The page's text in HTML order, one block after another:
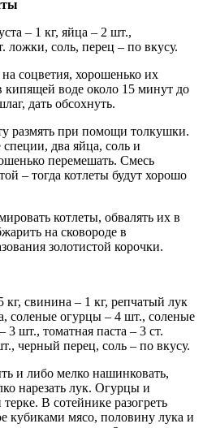
– 1 кг, яйца – 2 шт.,
ложки, соль, перец – по вкусу.
соцветия, хорошенько их
кипящей воде около 15 минут до
дать обсохнуть.
размять при помощи толкушки.
два яйца, соль и
перемешать. Смесь
– тогда котлеты будут хорошо
котлеты, обвалять их в
на сковороде в
золотистой корочки.
кг, свинина – 1 кг, репчатый лук
соленые огурцы – 4 шт., соленые
шт., томатная паста – 3 ст.
черный перец, соль – по вкусу.
и либо мелко нашинковать,
нарезать лук. Огурцы и
В сотейнике разогреть
кубиками мясо, половину лука и